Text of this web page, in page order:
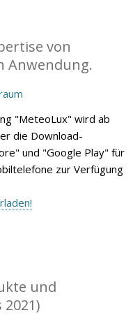
von
Anwendung.
"MeteoLux" wird ab
die Download-
und "Google Play" für
zur Verfügung
und